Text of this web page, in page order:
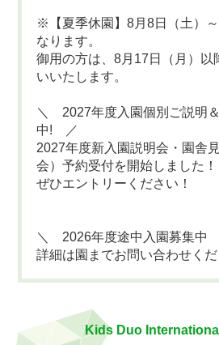
※【夏季休園】8月8日（土）
なります。
御用の方は、8月17日（月）以
いいたします。
＼ 2027年度入園個別ご説明
中! ／
2027年度新入園説明会・園舎
会）予約受付を開始しました！
ぜひエントリーください！
＼ 2026年度途中入園募集中
詳細は園までお問い合わせくだ
Kids Duo